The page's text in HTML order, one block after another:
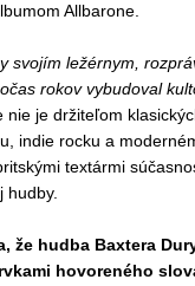
Allbarone.
svojím ležérnym,
rokov vybudoval
nie je držiteľom
indie rocku a
textármi
hudby.
že hudba Baxtera
hovoreného